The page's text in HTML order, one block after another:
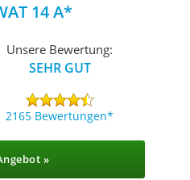
14 A
Unsere Bewertung:
SEHR GUT
2165 Bewertungen
»